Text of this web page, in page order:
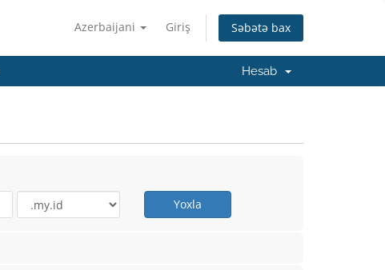
Azerbaijani Giriş Səbətə bax
Hesab
Yoxla